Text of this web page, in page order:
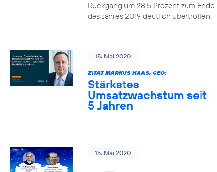
Rückgang um 28,5 Prozent zum Ende
des Jahres 2019 deutlich übertroffen.
15. Mai 2020
ZITAT MARKUS HAAS, CEO:
Stärkstes
Umsatzwachstum seit
5 Jahren
15. Mai 2020